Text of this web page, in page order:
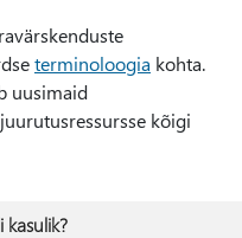
terminoloogia kohta.
uusimaid
kõigi
kasulik?